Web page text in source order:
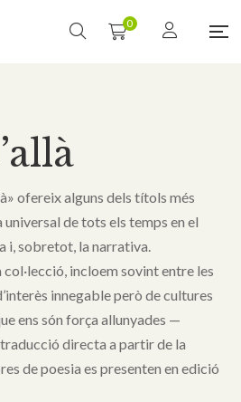
0
ofereix alguns dels títols més
de tots els temps en el
i, sobretot, la narrativa.
incloem sovint entre les
innegable però de cultures
ens són força allunyades —
directa a partir de la
de poesia es presenten en edició